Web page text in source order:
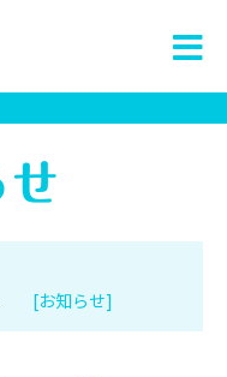
[お知らせ]